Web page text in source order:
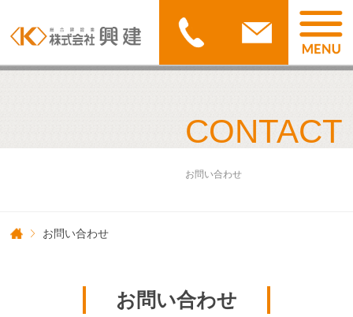
CONTACT
お問い合わせ
お問い合わせ
お問い合わせ